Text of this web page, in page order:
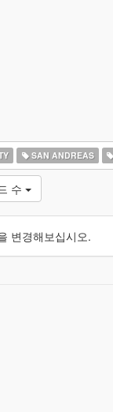
SAN ANDREAS
수
변경해보십시오.